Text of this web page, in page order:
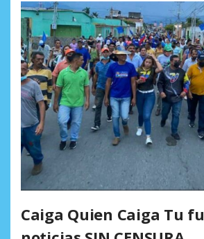
Caiga Quien Caiga Tu